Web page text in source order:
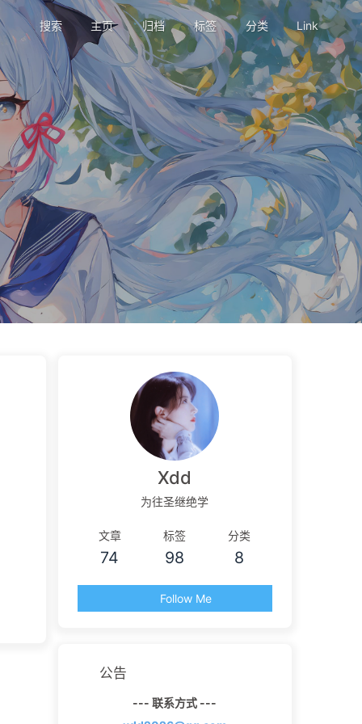
搜索 主页 归档 标签 分类 Link
Xdd
为往圣继绝学
文章
74
标签
98
分类
8
Follow Me
公告
--- 联系方式 ---